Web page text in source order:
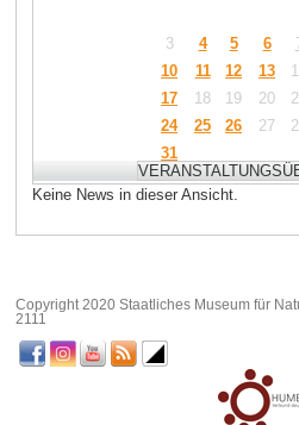
3
4 5 6
10
11 12 13
17
18 19 20
24
25 26 27
31
Keine News in dieser Ansicht.
Copyright 2020 Staatliches Museum für
2111